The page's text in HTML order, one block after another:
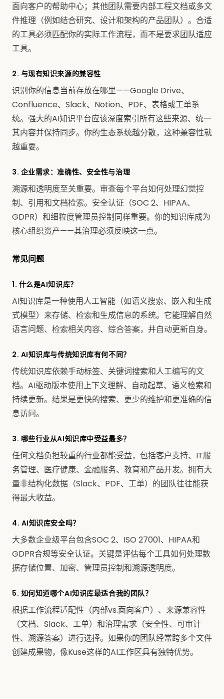
面向客户的帮助中心；其他团队需要内部工程文档或多文
件推理（例如结合研究、设计和架构的产品团队）。合适
的工具必须匹配你的实际工作流程，而不是要求团队适应
工具。
2. 与现有知识来源的兼容性
识别你的信息当前存放在哪里——Google Drive、
Confluence、Slack、Notion、PDF、表格或工单系
统。强大的AI知识平台应该深度索引所有这些来源、统一
其内容并保持同步。你的生态系统越分散，这种兼容性就
越重要。
3. 企业需求：准确性、安全性与治理
溯源和透明度至关重要。审查每个平台如何处理幻觉控
制、引用和文档检索。安全认证（SOC 2、HIPAA、
GDPR）和细粒度管理员控制同样重要。你的知识库成为
核心组织资产——其治理必须反映这一点。
常见问题
1. 什么是AI知识库？
AI知识库是一种使用人工智能（如语义搜索、嵌入和生成
式模型）来存储、检索和生成信息的系统。它能理解自然
语言问题、检索相关内容、综合答案，并自动更新自身。
2. AI知识库与传统知识库有何不同？
传统知识库依赖手动标签、关键词搜索和人工编写的文
档。AI驱动版本使用上下文理解、自动起草、语义检索和
持续更新。结果是更快的搜索、更少的维护和更准确的信
息访问。
3. 哪些行业从AI知识库中受益最多？
任何文档负担较重的行业都能受益，包括客户支持、IT服
务管理、医疗健康、金融服务、教育和产品开发。拥有大
量非结构化数据（Slack、PDF、工单）的团队往往能获
得最大收益。
4. AI知识库安全吗？
大多数企业级平台包含SOC 2、ISO 27001、HIPAA和
GDPR合规等安全认证。关键是评估每个工具如何处理数
据存储位置、加密、管理员控制和溯源透明度。
5. 如何知道哪个AI知识库最适合我的团队？
根据工作流程适配性（内部vs.面向客户）、来源兼容性
（文档、Slack、工单）和治理需求（安全性、可审计
性、溯源答案）进行选择。如果你的团队经常跨多个文件
创建成果物，像Kuse这样的AI工作区具有独特优势。